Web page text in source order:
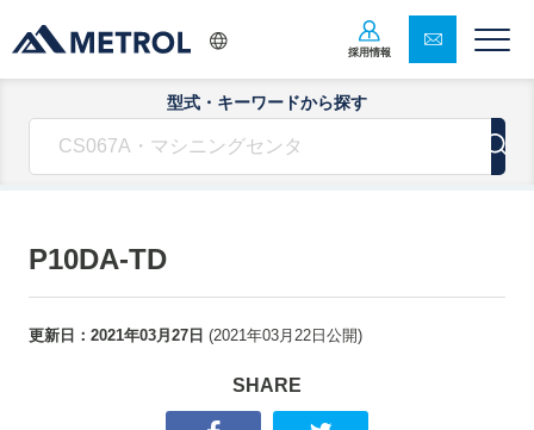
採用情報
型式・キーワードから探す
P10DA-TD
更新日： 2021年03月27日 (2021年03月22日 公開)
SHARE